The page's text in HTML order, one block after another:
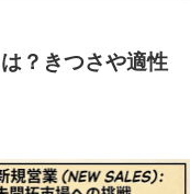
？きつさや適性